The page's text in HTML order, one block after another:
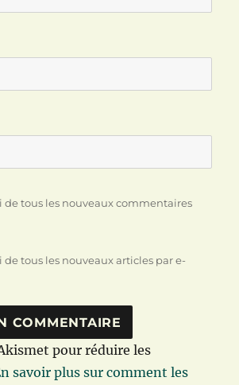
de tous les nouveaux commentaires
de tous les nouveaux articles par e-
pour réduire les
savoir plus sur comment les